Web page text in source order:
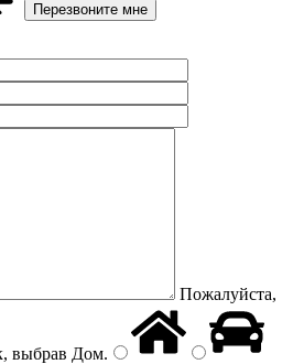
Пожалуйста,
выбрав Дом.